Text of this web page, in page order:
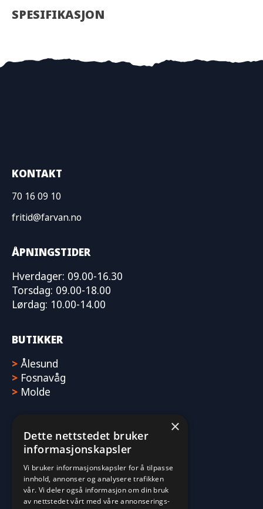
SPESIFIKASJON
KONTAKT
70 16 09 10
fritid@farvan.no
ÅPNINGSTIDER
Hverdager: 09.00-16.30
Torsdag: 09.00-18.00
Lørdag: 10.00-14.00
BUTIKKER
> Ålesund
> Fosnavåg
> Molde
×
Dette nettstedet bruker
informasjonskapsler
Vi bruker informasjonskapsler for å tilpasse
innhold, annonser og analysere trafikken
vår. Vi deler også informasjon om din bruk
av nettstedet vårt med våre annonserings-